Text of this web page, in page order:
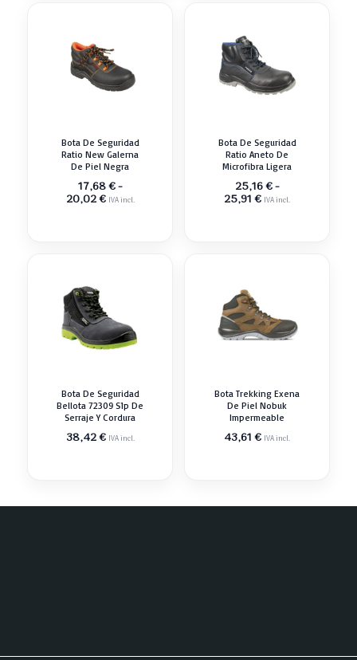
Bota De Seguridad
Ratio New Galerna
De Piel Negra
17,68€-
20,02€Rango
IVA incl.
Bota De Seguridad
Ratio Aneto De
Microfibra Ligera
25,16€-
25,91€Rango
IVA incl.
Bota De Seguridad
Bellota 72309 S1p De
Serraje Y Cordura
38,42€ IVA incl.
Bota Trekking Exena
De Piel Nobuk
Impermeable
43,61€ IVA incl.